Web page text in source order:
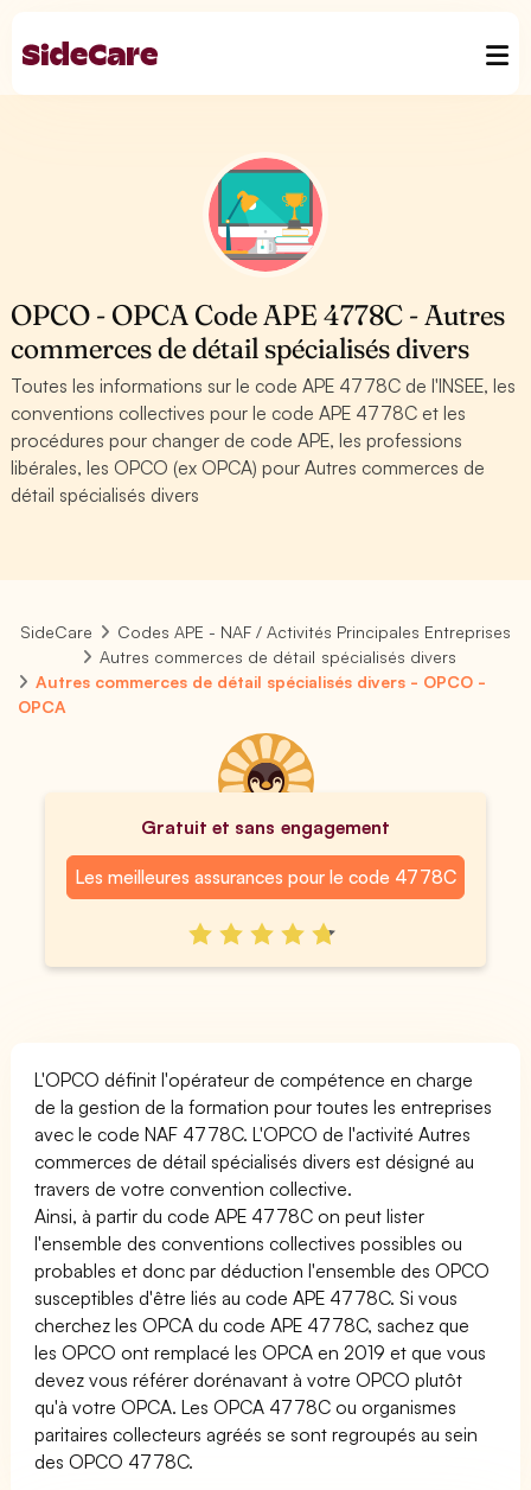
OPCO - OPCA Code APE 4778C - Autres
commerces de détail spécialisés divers
Toutes les informations sur le code APE 4778C de l'INSEE, les
conventions collectives pour le code APE 4778C et les
procédures pour changer de code APE, les professions
libérales, les OPCO (ex OPCA) pour Autres commerces de
détail spécialisés divers
SideCare
Codes APE - NAF / Activités Principales Entreprises
Autres commerces de détail spécialisés divers
Autres commerces de détail spécialisés divers - OPCO -
OPCA
Gratuit et sans engagement
Les meilleures assurances pour le code 4778C
L'OPCO définit l'opérateur de compétence en charge
de la gestion de la formation pour toutes les entreprises
avec le code NAF 4778C. L'OPCO de l'activité Autres
commerces de détail spécialisés divers est désigné au
travers de votre convention collective.
Ainsi, à partir du code APE 4778C on peut lister
l'ensemble des conventions collectives possibles ou
probables et donc par déduction l'ensemble des OPCO
susceptibles d'être liés au code APE 4778C. Si vous
cherchez les OPCA du code APE 4778C, sachez que
les OPCO ont remplacé les OPCA en 2019 et que vous
devez vous référer dorénavant à votre OPCO plutôt
qu'à votre OPCA. Les OPCA 4778C ou organismes
paritaires collecteurs agréés se sont regroupés au sein
des OPCO 4778C.